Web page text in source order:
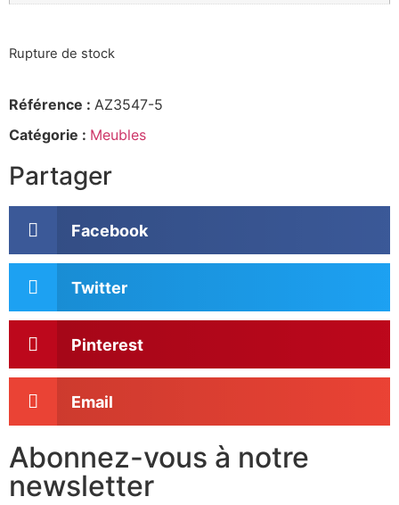
Rupture de stock
Référence : AZ3547-5
Catégorie : Meubles
Partager
Facebook
Twitter
Pinterest
Email
Abonnez-vous à notre
newsletter